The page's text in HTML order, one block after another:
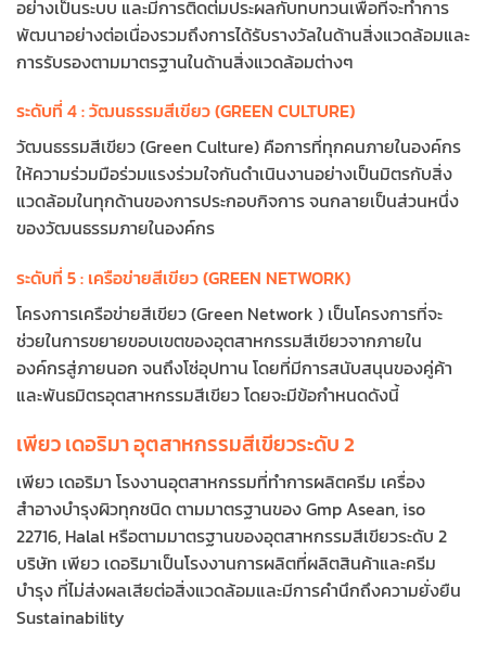
อย่างเป็นระบบ และมีการติดต่มประผลกับทบทวนเพื่อที่จะทำการ
พัฒนาอย่างต่อเนื่องรวมถึงการได้รับรางวัลในด้านสิ่งแวดล้อมและ
การรับรองตามมาตรฐานในด้านสิ่งแวดล้อมต่างๆ
ระดับที่ 4 : วัฒนธรรมสีเขียว (GREEN CULTURE)
วัฒนธรรมสีเขียว (Green Culture) คือการที่ทุกคนภายในองค์กร
ให้ความร่วมมือร่วมแรงร่วมใจกันดำเนินงานอย่างเป็นมิตรกับสิ่ง
แวดล้อมในทุกด้านของการประกอบกิจการ จนกลายเป็นส่วนหนึ่ง
ของวัฒนธรรมภายในองค์กร
ระดับที่ 5 : เครือข่ายสีเขียว (GREEN NETWORK)
โครงการเครือข่ายสีเขียว (Green Network ) เป็นโครงการที่จะ
ช่วยในการขยายขอบเขตของอุตสาหกรรมสีเขียวจากภายใน
องค์กรสู่ภายนอก จนถึงโซ่อุปทาน โดยที่มีการสนับสนุนของคู่ค้า
และพันธมิตรอุตสาหกรรมสีเขียว โดยจะมีข้อกำหนดดังนี้
เพียว เดอริมา อุตสาหกรรมสีเขียวระดับ 2
เพียว เดอริมา โรงงานอุตสาหกรรมที่ทำการผลิตครีม เครื่อง
สำอางบำรุงผิวทุกชนิด ตามมาตรฐานของ Gmp Asean, iso
22716, Halal หรือตามมาตรฐานของอุตสาหกรรมสีเขียวระดับ 2
บริษัท เพียว เดอริมาเป็นโรงงานการผลิตที่ผลิตสินค้าและครีม
บำรุง ที่ไม่ส่งผลเสียต่อสิ่งแวดล้อมและมีการคำนึกถึงความยั่งยืน
Sustainability